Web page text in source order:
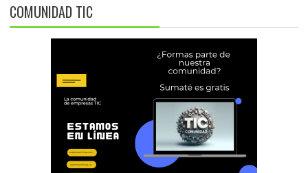
COMUNIDAD TIC